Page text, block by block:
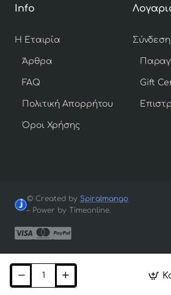
Info
Η Εταιρία
Άρθρα
FAQ
Πολιτική Απορρήτου
Όροι Χρήσης
Σύνδεση
Gift
© Created by Spiralmango
– Power by Timeonline.